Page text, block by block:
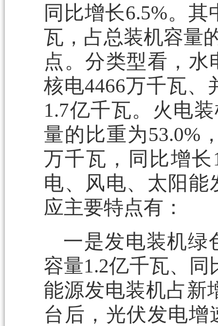
同比增长6.5%。
瓦，占总装机容量
点。分类型看，水
核电4466万千瓦、
1.7亿千瓦。火电
量的比重为53.0%
万千瓦，同比增
电、风电、太阳
应主要特点有：
一是发电装机绿
容量1.2亿千瓦、
能源发电装机占新
台后，光伏发电